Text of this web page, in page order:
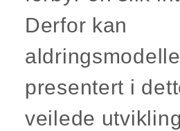
Derfor kan
presentert i
veilede